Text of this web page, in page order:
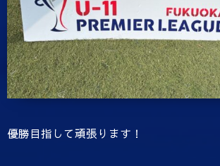
優勝目指して頑張ります！